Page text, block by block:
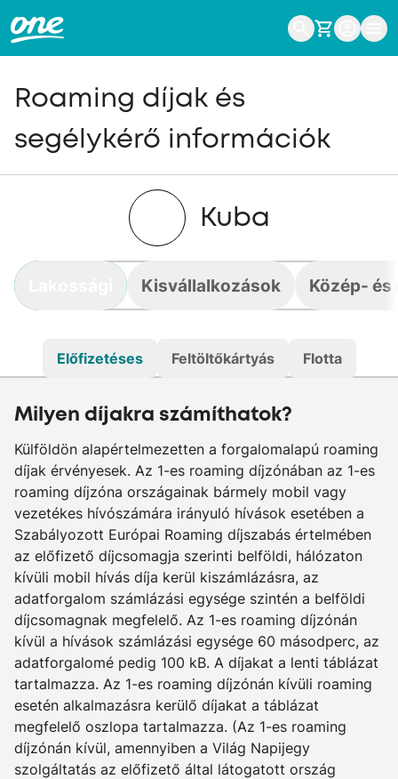
Roaming díjak és
segélykérő információk
Kuba
Kisvállalkozások Közép-
Előfizetéses Feltöltőkártyás Flotta
Milyen díjakra számíthatok?
Külföldön alapértelmezetten a forgalomalapú roaming
díjak érvényesek. Az 1-es roaming díjzónában az 1-es
roaming díjzóna országainak bármely mobil vagy
vezetékes hívószámára irányuló hívások esetében a
Szabályozott Európai Roaming díjszabás értelmében
az előfizető díjcsomagja szerinti belföldi, hálózaton
kívüli mobil hívás díja kerül kiszámlázásra, az
adatforgalom számlázási egysége szintén a belföldi
díjcsomagnak megfelelő. Az 1-es roaming díjzónán
kívül a hívások számlázási egysége 60 másodperc, az
adatforgalomé pedig 100 kB. A díjakat a lenti táblázat
tartalmazza. Az 1-es roaming díjzónán kívüli roaming
esetén alkalmazásra kerülő díjakat a táblázat
megfelelő oszlopa tartalmazza. (Az 1-es roaming
díjzónán kívül, amennyiben a Világ Napijegy
szolgáltatás az előfizető által látogatott ország